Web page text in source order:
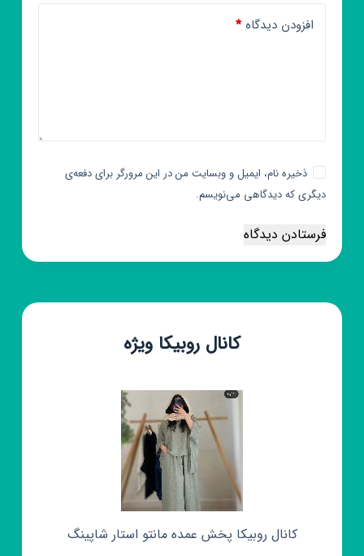
افزودن دیدگاه*
ذخیره نام، ایمیل و وبسایت من در این مرورگر برای دفعه‌ی
دیگری که دیدگاهی می‌نویسم.
فرستادن دیدگاه
کانال روبیکا ویژه
کانال روبیکا پخش عمده مانتو استار شاپینگ